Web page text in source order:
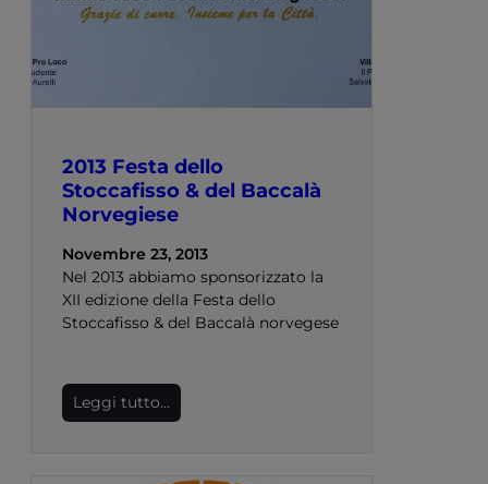
2013 Festa dello
Stoccafisso & del Baccalà
Norvegiese
Novembre 23, 2013
Nel 2013 abbiamo sponsorizzato la
XII edizione della Festa dello
Stoccafisso & del Baccalà norvegese
Leggi tutto…